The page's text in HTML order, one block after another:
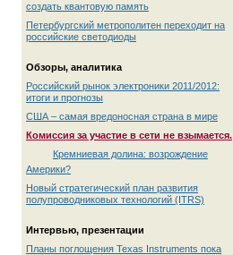
создать квантовую память
Петербургский метрополитен переходит на
российские светодиоды
Обзоры, аналитика
Российский рынок электроники 2011/2012:
итоги и прогнозы
США – самая вредоносная страна в мире
Комиссия за участие в сети не взымается.
Кремниевая долина: возрождение
Америки?
Новый стратегический план развития
полупроводниковых технологий (ITRS)
Интервью, презентации
Планы поглощения Texas Instruments пока